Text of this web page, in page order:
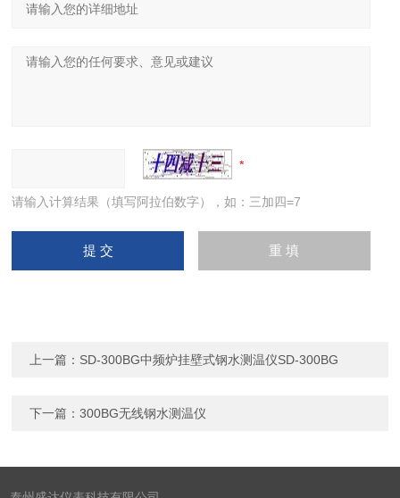
请输入计算结果（填写阿拉伯数字），如：三加四=7
上一篇： SD-300BG中频炉挂壁式钢水测温仪SD-300BG
下一篇：300BG无线钢水测温仪